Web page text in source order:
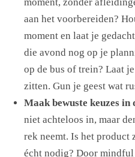
aan het voorbereiden?
moment en laat je
die avond nog op je
op de bus of trein? Laat
zitten. Gun je geest wat
Maak bewuste keuzes in
niet achteloos in, maar
rek neemt. Is het product
écht nodig? Door